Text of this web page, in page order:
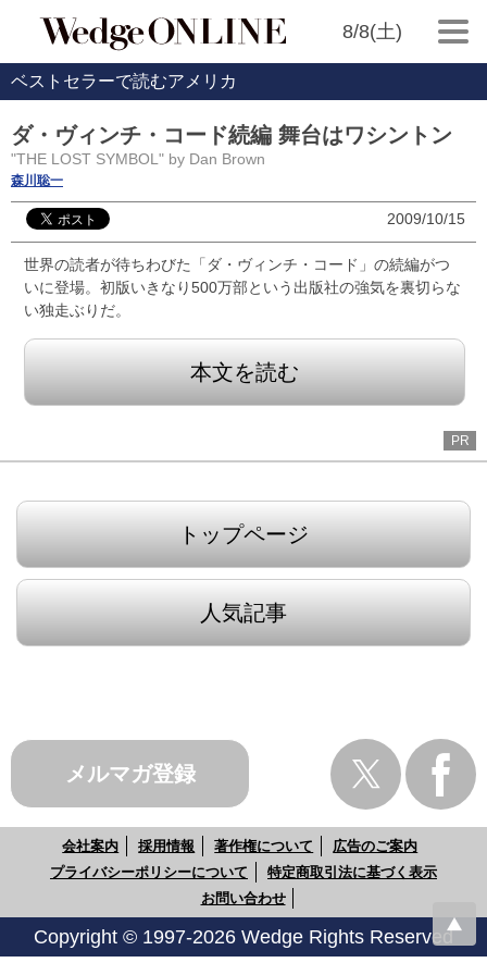
8/8(土)
ベストセラーで読むアメリカ
ダ・ヴィンチ・コード続編 舞台はワシントン
"THE LOST SYMBOL" by Dan Brown
森川聡一
2009/10/15
世界の読者が待ちわびた「ダ・ヴィンチ・コード」の続編がつ
いに登場。初版いきなり500万部という出版社の強気を裏切らな
い独走ぶりだ。
本文を読む
PR
トップページ
人気記事
メルマガ登録
会社案内 採用情報 著作権について
広告のご案内
プライバシーポリシーについて
特定商取引法に基づく表示
お問い合わせ
Copyright © 1997-2026 Wedge Rights Reserved